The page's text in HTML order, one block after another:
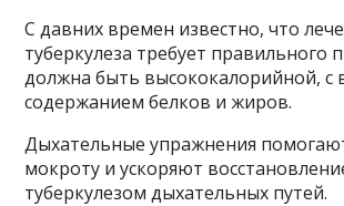
С давних времен известно, что
туберкулеза требует правильного
должна быть высококалорийной, с
содержанием белков и жиров.
Дыхательные упражнения
мокроту и ускоряют
туберкулезом дыхательных путей.